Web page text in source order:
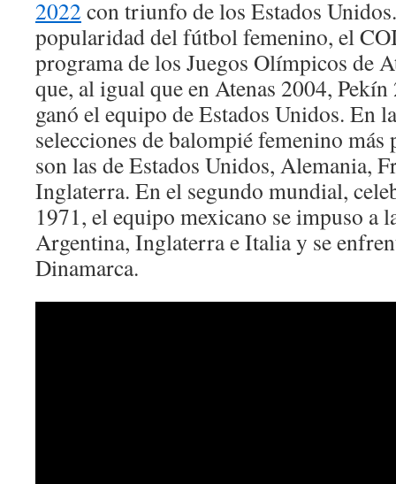
2022 con triunfo de los Estados
popularidad del fútbol femenino, el
programa de los Juegos Olímpicos de
que, al igual que en Atenas 2004,
ganó el equipo de Estados Unidos. En
selecciones de balompié femenino más
son las de Estados Unidos, Alemania,
Inglaterra. En el segundo mundial,
1971, el equipo mexicano se impuso a
Argentina, Inglaterra e Italia y se
Dinamarca.